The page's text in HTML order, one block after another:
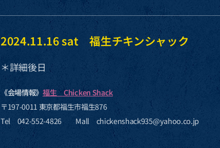
2024.11.16 sat 福生チキンシャック
＊詳細後日
《会場情報》福生 Chicken Shack
〒197-0011 東京都福生市福生876
Tel 042-552-4826 Mall chickenshack935@yahoo.co.jp